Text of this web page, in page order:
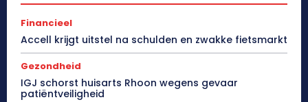
Financieel
Accell krijgt uitstel na schulden en zwakke fietsmarkt
Gezondheid
IGJ schorst huisarts Rhoon wegens gevaar
patiëntveiligheid